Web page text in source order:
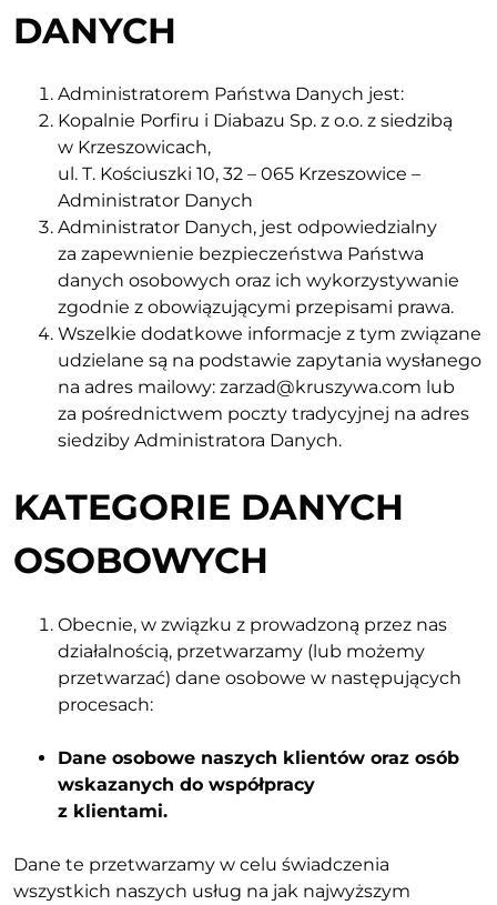
DANYCH
Administratorem Państwa Danych jest:
Kopalnie Porfiru i Diabazu Sp. z o.o. z siedzibą
w Krzeszowicach,
ul. T. Kościuszki 10, 32 – 065 Krzeszowice –
Administrator Danych
Administrator Danych, jest odpowiedzialny
za zapewnienie bezpieczeństwa Państwa
danych osobowych oraz ich wykorzystywanie
zgodnie z obowiązującymi przepisami prawa.
Wszelkie dodatkowe informacje z tym związane
udzielane są na podstawie zapytania wysłanego
na adres mailowy: zarzad@kruszywa.com lub
za pośrednictwem poczty tradycyjnej na adres
siedziby Administratora Danych.
KATEGORIE DANYCH
OSOBOWYCH
Obecnie, w związku z prowadzoną przez nas
działalnością, przetwarzamy (lub możemy
przetwarzać) dane osobowe w następujących
procesach:
Dane osobowe naszych klientów oraz osób
wskazanych do współpracy
z klientami.
Dane te przetwarzamy w celu świadczenia
wszystkich naszych usług na jak najwyższym